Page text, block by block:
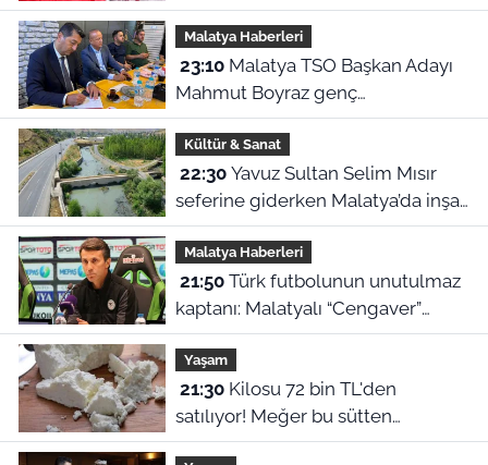
motosikletli hayatını kaybetti
Malatya Haberleri
23:10Malatya TSO Başkan Adayı
Mahmut Boyraz genç
girişimcilerle buluştu
Kültür & Sanat
22:30Yavuz Sultan Selim Mısır
seferine giderken Malatya’da inşa
edildi: Peki, buranın ismi neden
“Nadir?”
Malatya Haberleri
21:50Türk futbolunun unutulmaz
kaptanı: Malatyalı “Cengaver”
Bülent Korkmaz’ın ilham veren
hikayesi
Yaşam
21:30Kilosu 72 bin TL'den
satılıyor! Meğer bu sütten
yapılıyormuş